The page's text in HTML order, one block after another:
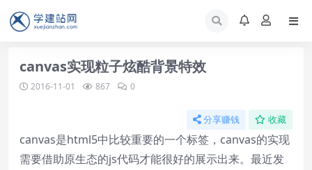
canvas实现粒子炫酷背景特效
2016-11-01 867 0
分享赚钱 收藏
canvas是html5中比较重要的一个标签，canvas的实现
需要借助原生态的js代码才能很好的展示出来。最近发